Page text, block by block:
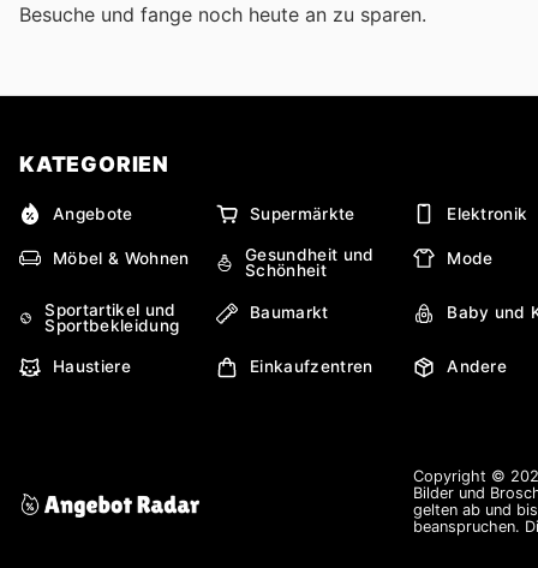
Besuche und fange noch heute an zu sparen.
KATEGORIEN
Angebote Supermärkte Elektronik
Möbel & Wohnen
Gesundheit und
Schönheit
Mode
Sportartikel und
Sportbekleidung
Baumarkt Baby und
Haustiere Einkaufzentren Andere
Copyright ©
Bilder und
gelten ab und
beanspruchen.